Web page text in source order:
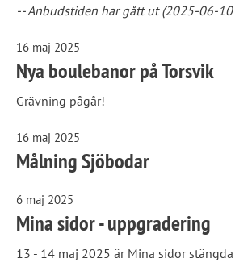
-- Anbudstiden har gått ut (2025-06-
16 maj 2025
Nya boulebanor på Torsvik
Grävning pågår!
16 maj 2025
Målning Sjöbodar
6 maj 2025
Mina sidor - uppgradering
13 - 14 maj 2025 är Mina sidor stängda